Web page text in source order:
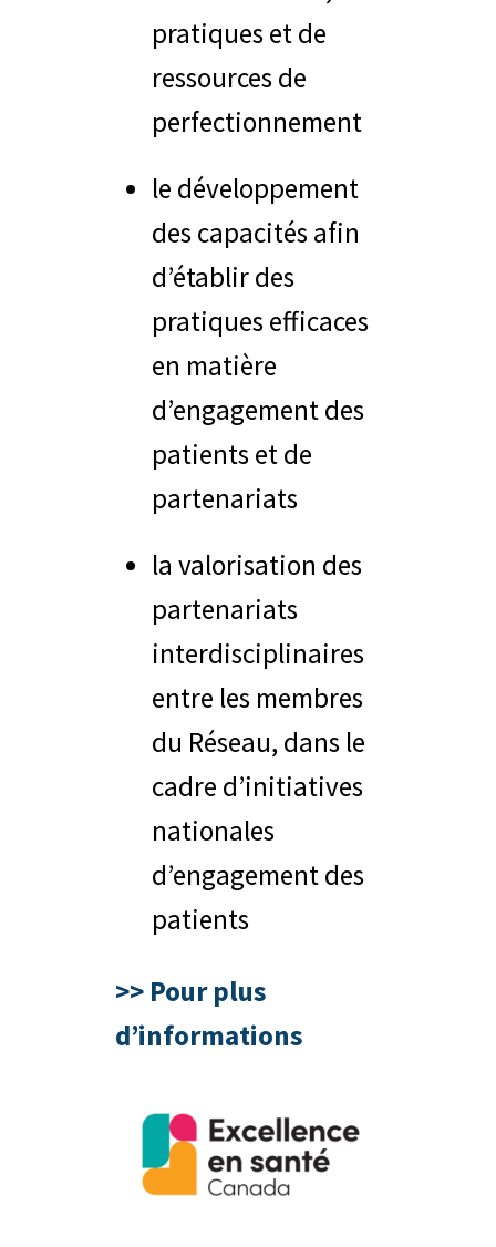
pratiques et de
ressources de
perfectionnement
le développement
des capacités afin
d’établir des
pratiques efficaces
en matière
d’engagement des
patients et de
partenariats
la valorisation des
partenariats
interdisciplinaires
entre les membres
du Réseau, dans le
cadre d’initiatives
nationales
d’engagement des
patients
>> Pour plus
d’informations